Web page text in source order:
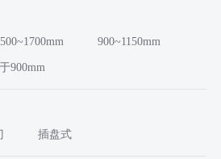
900~1150mm
900mm
插盘式